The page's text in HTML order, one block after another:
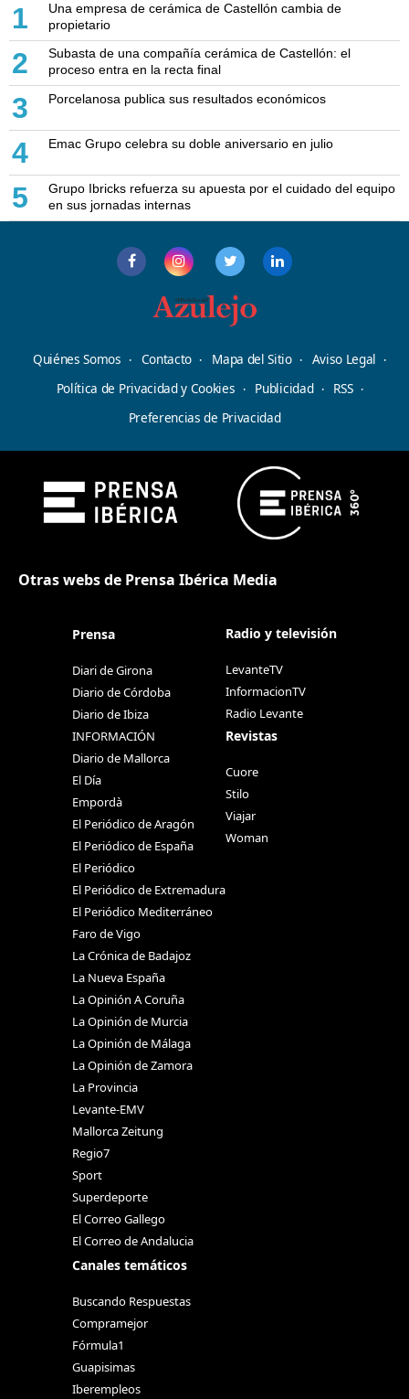
1
Una empresa de cerámica de Castellón cambia de
propietario
2
Subasta de una compañía cerámica de Castellón: el
proceso entra en la recta final
3 Porcelanosa publica sus resultados económicos
4 Emac Grupo celebra su doble aniversario en julio
5
Grupo Ibricks refuerza su apuesta por el cuidado del equipo
en sus jornadas internas
Quiénes Somos Contacto Mapa del Sitio
Aviso Legal
Política de Privacidad y Cookies
Publicidad
RSS
Preferencias de Privacidad
Otras webs de Prensa Ibérica Media
Prensa
Diari de Girona
Diario de Córdoba
Diario de Ibiza
INFORMACIÓN
Diario de Mallorca
El Día
Empordà
El Periódico de Aragón
El Periódico de España
El Periódico
El Periódico de Extremadura
El Periódico Mediterráneo
Faro de Vigo
La Crónica de Badajoz
La Nueva España
La Opinión A Coruña
La Opinión de Murcia
La Opinión de Málaga
La Opinión de Zamora
La Provincia
Levante-EMV
Mallorca Zeitung
Regio7
Sport
Superdeporte
El Correo Gallego
El Correo de Andalucia
Canales temáticos
Buscando Respuestas
Compramejor
Fórmula1
Guapisimas
Iberempleos
Radio y televisión
LevanteTV
InformacionTV
Radio Levante
Revistas
Cuore
Stilo
Viajar
Woman